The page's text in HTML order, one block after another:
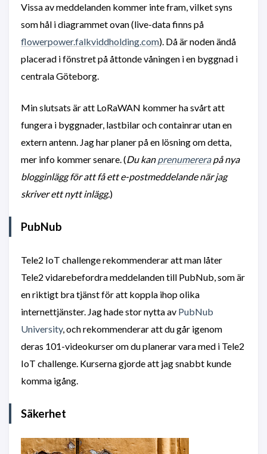
Vissa av meddelanden kommer inte fram, vilket syns
som hål i diagrammet ovan (live-data finns på
flowerpower.falkviddholding.com). Då är noden ändå
placerad i fönstret på åttonde våningen i en byggnad i
centrala Göteborg.
Min slutsats är att LoRaWAN kommer ha svårt att
fungera i byggnader, lastbilar och containrar utan en
extern antenn. Jag har planer på en lösning om detta,
mer info kommer senare. (Du kanprenumererapå nya
blogginlägg för att få ett e-postmeddelande när jag
skriver ett nytt inlägg.)
PubNub
Tele2 IoT challenge rekommenderar att man låter
Tele2 vidarebefordra meddelanden till PubNub, som är
en riktigt bra tjänst för att koppla ihop olika
internettjänster. Jag hade stor nytta av PubNub
University, och rekommenderar att du går igenom
deras 101-videokurser om du planerar vara med i Tele2
IoT challenge. Kurserna gjorde att jag snabbt kunde
komma igång.
Säkerhet